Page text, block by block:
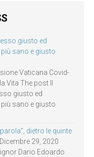
giusto ed
sano e giusto
Vaticana Covid-
Vita The post Il
giusto ed
sano e giusto
dietro le quinte
Dicembre 29, 2020
Dario Edoardo